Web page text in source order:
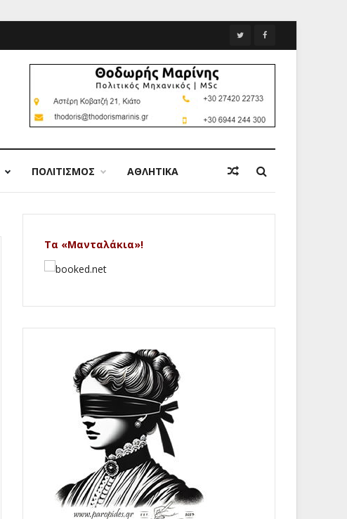
ΠΟΛΙΤΙΣΜΟΣ ΑΘΛΗΤΙΚΑ
Τα «Μανταλάκια»!